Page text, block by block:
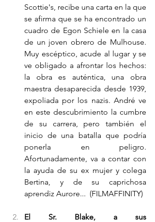
Scottie's, recibe una carta en la que
se afirma que se ha encontrado un
cuadro de Egon Schiele en la casa
de un joven obrero de Mulhouse.
Muy escéptico, acude al lugar y se
ve obligado a afrontar los hechos:
la obra es auténtica, una obra
maestra desaparecida desde 1939,
expoliada por los nazis. André ve
en este descubrimiento la cumbre
de su carrera, pero también el
inicio de una batalla que podría
ponerla en peligro.
Afortunadamente, va a contar con
la ayuda de su ex mujer y colega
Bertina, y de su caprichosa
aprendiz Aurore...  (FILMAFFINITY)
El Sr. Blake, a sus